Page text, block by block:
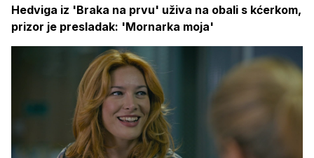
Hedviga iz 'Braka na prvu' uživa na obali s kćerkom,
prizor je presladak: 'Mornarka moja'